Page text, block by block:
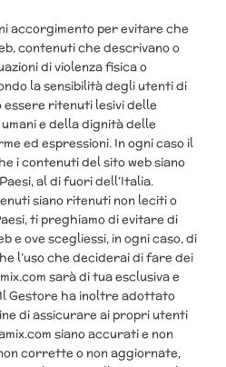
accorgimento per evitare che
contenuti che descrivano o
di violenza fisica o
la sensibilità degli utenti di
essere ritenuti lesivi delle
e della dignità delle
ed espressioni. In ogni caso il
i contenuti del sito web siano
al di fuori dell’Italia.
siano ritenuti non leciti o
ti preghiamo di evitare di
e ove scegliessi, in ogni caso, di
l’uso che deciderai di fare dei
sarà di tua esclusiva e
Gestore ha inoltre adottato
di assicurare ai propri utenti
siano accurati e non
corrette o non aggiornate,